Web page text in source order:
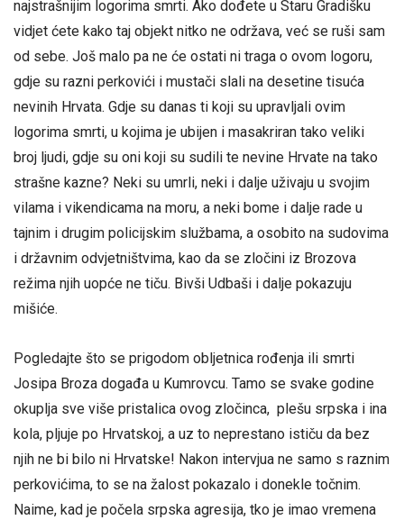
najstrašnijim logorima smrti. Ako dođete u Staru Gradišku
vidjet ćete kako taj objekt nitko ne održava, već se ruši sam
od sebe. Još malo pa ne će ostati ni traga o ovom logoru,
gdje su razni perkovići i mustači slali na desetine tisuća
nevinih Hrvata. Gdje su danas ti koji su upravljali ovim
logorima smrti, u kojima je ubijen i masakriran tako veliki
broj ljudi, gdje su oni koji su sudili te nevine Hrvate na tako
strašne kazne? Neki su umrli, neki i dalje uživaju u svojim
vilama i vikendicama na moru, a neki bome i dalje rade u
tajnim i drugim policijskim službama, a osobito na sudovima
i državnim odvjetništvima, kao da se zločini iz Brozova
režima njih uopće ne tiču. Bivši Udbaši i dalje pokazuju
mišiće.
Pogledajte što se prigodom obljetnica rođenja ili smrti
Josipa Broza događa u Kumrovcu. Tamo se svake godine
okuplja sve više pristalica ovog zločinca, plešu srpska i ina
kola, pljuje po Hrvatskoj, a uz to neprestano ističu da bez
njih ne bi bilo ni Hrvatske! Nakon intervjua ne samo s raznim
perkovićima, to se na žalost pokazalo i donekle točnim.
Naime, kad je počela srpska agresija, tko je imao vremena